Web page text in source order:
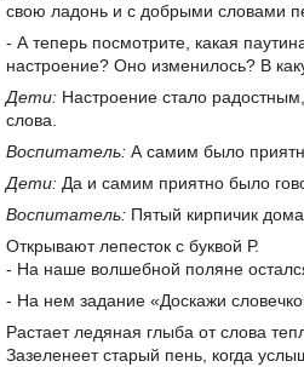
свою ладонь и с добрыми словами
- А теперь посмотрите, какая
настроение? Оно изменилось? В
Дети: Настроение стало
слова.
Воспитатель: А самим было
Дети: Да и самим приятно было
Воспитатель: Пятый кирпичик
Открывают лепесток с буквой Р.
- На наше волшебной поляне
- На нем задание «Доскажи
Растает ледяная глыба от слова
Зазеленеет старый пень, когда